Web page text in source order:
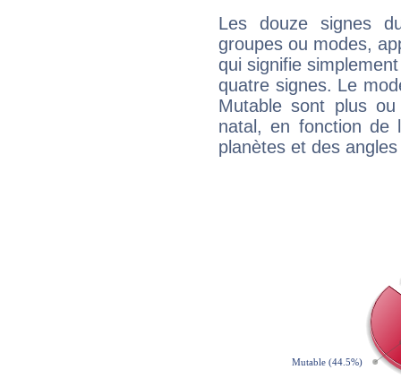
Les douze signes
groupes ou modes,
qui signifie
quatre signes. Le
Mutable sont plus
natal, en fonction de
planètes et des